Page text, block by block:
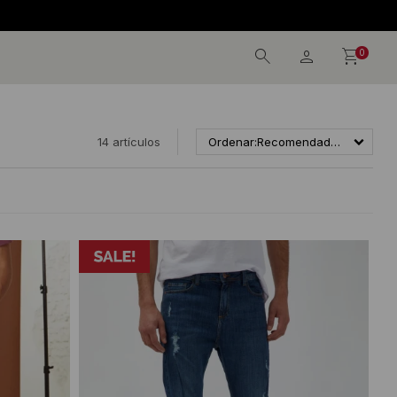
0
14 artículos Recomendados